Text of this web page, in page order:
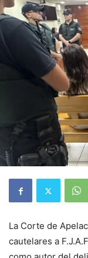
La Corte de
cautelares a